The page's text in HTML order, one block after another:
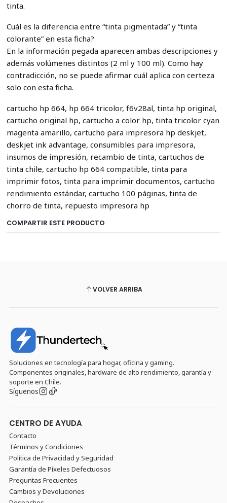
tinta.
Cuál es la diferencia entre “tinta pigmentada” y “tinta
colorante” en esta ficha?
En la información pegada aparecen ambas descripciones y
además volúmenes distintos (2 ml y 100 ml). Como hay
contradicción, no se puede afirmar cuál aplica con certeza
solo con esta ficha.
cartucho hp 664, hp 664 tricolor, f6v28al, tinta hp original,
cartucho original hp, cartucho a color hp, tinta tricolor cyan
magenta amarillo, cartucho para impresora hp deskjet,
deskjet ink advantage, consumibles para impresora,
insumos de impresión, recambio de tinta, cartuchos de
tinta chile, cartucho hp 664 compatible, tinta para
imprimir fotos, tinta para imprimir documentos, cartucho
rendimiento estándar, cartucho 100 páginas, tinta de
chorro de tinta, repuesto impresora hp
COMPARTIR ESTE PRODUCTO
VOLVER ARRIBA
Soluciones en tecnología para hogar, oficina y gaming.
Componentes originales, hardware de alto rendimiento, garantía y
soporte en Chile.
Síguenos
CENTRO DE AYUDA
Contacto
Términos y Condiciones
Política de Privacidad y Seguridad
Garantía de Píxeles Defectuosos
Preguntas Frecuentes
Cambios y Devoluciones